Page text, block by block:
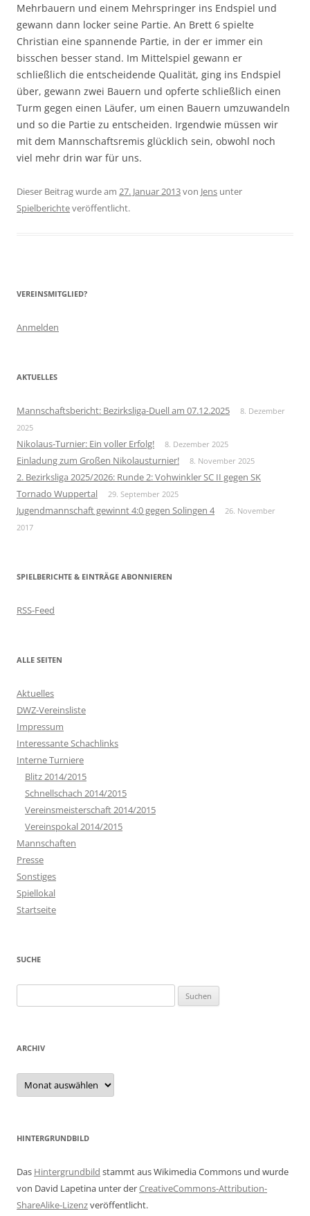
Mehrbauern und einem Mehrspringer ins Endspiel und
gewann dann locker seine Partie. An Brett 6 spielte
Christian eine spannende Partie, in der er immer ein
bisschen besser stand. Im Mittelspiel gewann er
schließlich die entscheidende Qualität, ging ins Endspiel
über, gewann zwei Bauern und opferte schließlich einen
Turm gegen einen Läufer, um einen Bauern umzuwandeln
und so die Partie zu entscheiden. Irgendwie müssen wir
mit dem Mannschaftsremis glücklich sein, obwohl noch
viel mehr drin war für uns.
Dieser Beitrag wurde am 27. Januar 2013von Jens unter
Spielberichteveröffentlicht.
VEREINSMITGLIED?
Anmelden
AKTUELLES
Mannschaftsbericht: Bezirksliga-Duell am 07.12.2025
8. Dezember
2025
Nikolaus-Turnier: Ein voller Erfolg! 8. Dezember 2025
Einladung zum Großen Nikolausturnier! 8. November 2025
2. Bezirksliga 2025/2026: Runde 2: Vohwinkler SC II gegen SK
Tornado Wuppertal
29. September 2025
Jugendmannschaft gewinnt 4:0 gegen Solingen 4
26. November
2017
SPIELBERICHTE & EINTRÄGE ABONNIEREN
RSS-Feed
ALLE SEITEN
Aktuelles
DWZ-Vereinsliste
Impressum
Interessante Schachlinks
Interne Turniere
Blitz 2014/2015
Schnellschach 2014/2015
Vereinsmeisterschaft 2014/2015
Vereinspokal 2014/2015
Mannschaften
Presse
Sonstiges
Spiellokal
Startseite
SUCHE
nach:
ARCHIV
Archiv
HINTERGRUNDBILD
Das Hintergrundbild stammt aus Wikimedia Commons und wurde
von David Lapetina unter derCreativeCommons-Attribution-
ShareAlike-Lizenzveröffentlicht.